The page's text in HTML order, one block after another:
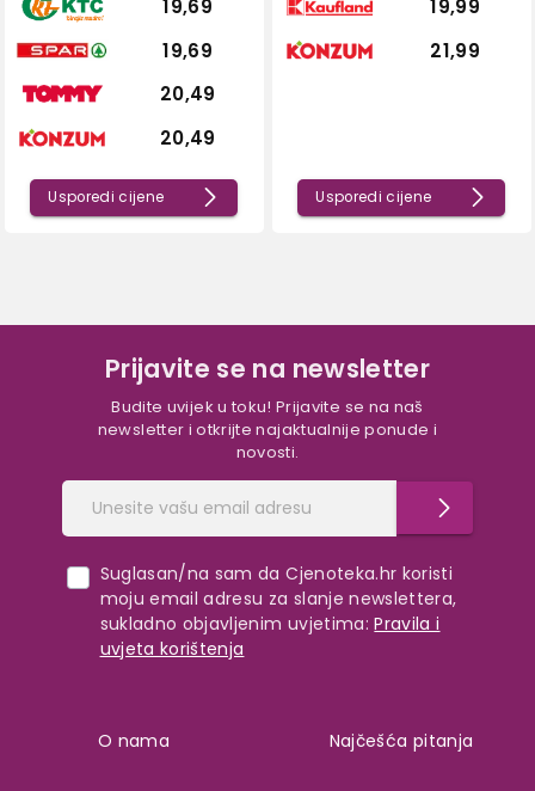
19,69
19,69
20,49
20,49
Usporedi cijene
19,99
21,99
Usporedi cijene
Prijavite se na newsletter
Budite uvijek u toku! Prijavite se na naš
newsletter i otkrijte najaktualnije ponude i
novosti.
Suglasan/na sam da Cjenoteka.hr koristi
moju email adresu za slanje newslettera,
sukladno objavljenim uvjetima: Pravila i
uvjeta korištenja
O nama Najčešća pitanja